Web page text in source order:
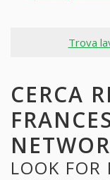
Trova
CERCA
LOOK FOR